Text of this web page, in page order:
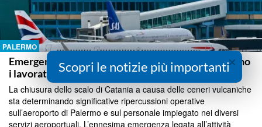
PALERMO
Emergenza cenere lavica a Fontanarossa, protestano
i lavoratori del Falcone Borsellino
La chiusura dello scalo di Catania a causa delle ceneri vulcaniche
sta determinando significative ripercussioni operative
sull’aeroporto di Palermo e sul personale impiegato nei diversi
servizi aeroportuali. L’ennesima emergenza legata all’attività
×
Scopri le notizie più importanti